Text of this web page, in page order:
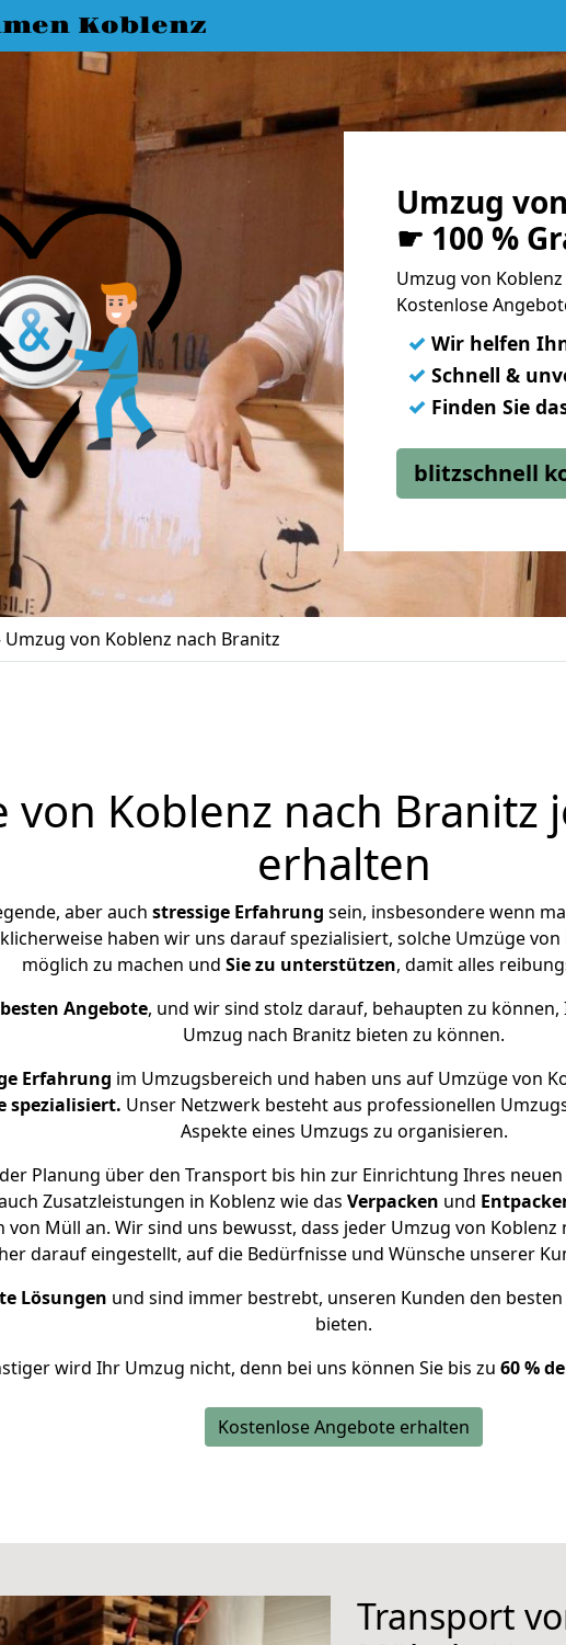
Koblenz
Umzug
☛ 100 %
Umzug von
Kostenlose
✓ Wir helfen
✓ Schnell &
✓ Finden Sie
blitzschnell
Umzug von Koblenz nach Branitz
von Koblenz nach Branitz
erhalten
aber auch stressige Erfahrung sein, insbesondere wenn
haben wir uns darauf spezialisiert, solche Umzüge
möglich zu machen und Sie zu unterstützen, damit alles
Angebote, und wir sind stolz darauf, behaupten zu
Umzug nach Branitz bieten zu können.
Erfahrung im Umzugsbereich und haben uns auf Umzüge von
spezialisiert. Unser Netzwerk besteht aus professionellen
Aspekte eines Umzugs zu organisieren.
Planung über den Transport bis hin zur Einrichtung Ihres
Zusatzleistungen in Koblenz wie das Verpacken und
Müll an. Wir sind uns bewusst, dass jeder Umzug von
darauf eingestellt, auf die Bedürfnisse und Wünsche unserer
Lösungen und sind immer bestrebt, unseren Kunden den besten
bieten.
wird Ihr Umzug nicht, denn bei uns können Sie bis zu 60 %
Kostenlose Angebote erhalten
Transport